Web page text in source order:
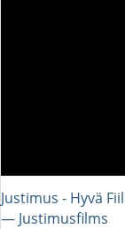
Justimus - Hyvä
― Justimusfilms